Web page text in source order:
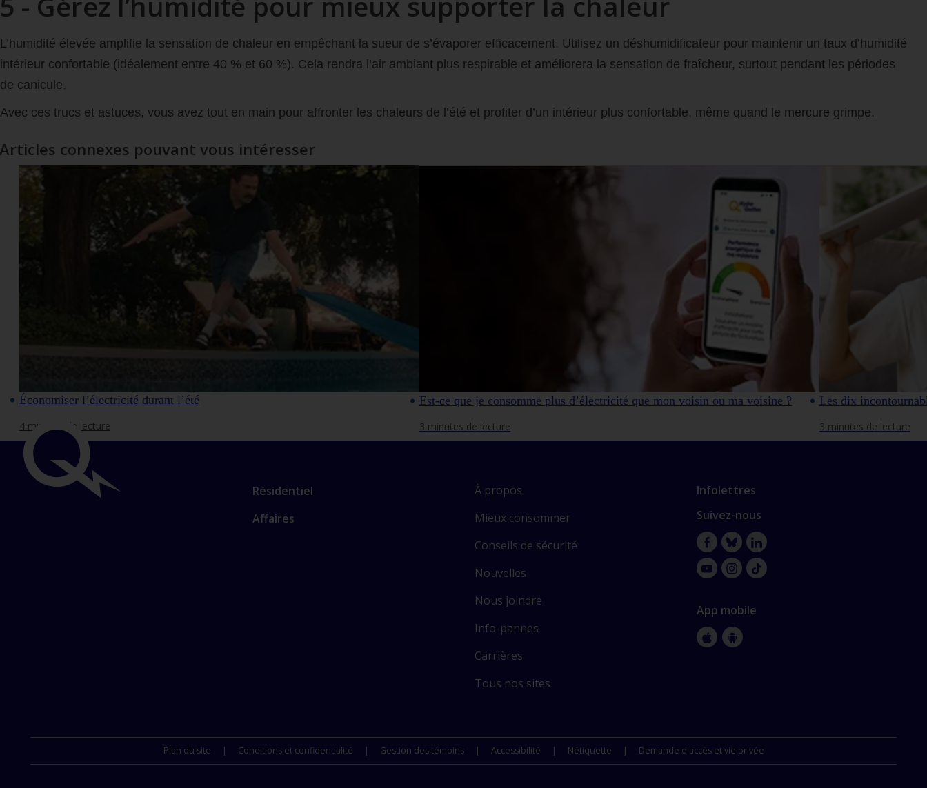
L’humidité élevée amplifie la sensation de chaleur en empêchant la sueur de s’évaporer efficacement. Utilisez un déshumidificateur pour maintenir un taux d’humidité
intérieur confortable (idéalement entre 40 % et 60 %). Cela rendra l’air ambiant plus respirable et améliorera la sensation de fraîcheur, surtout pendant les périodes
de canicule.
Avec ces trucs et astuces, vous avez tout en main pour affronter les chaleurs de l’été et profiter d’un intérieur plus confortable, même quand le mercure grimpe.
Articles connexes pouvant vous intéresser
Économiser l’électricité durant l’été
4 minutes de lecture
Est-ce que je consomme plus d’électricité que mon voisin ou ma voisine ?
3 minutes de lecture
Les dix
3 minutes de lecture
Lien
les
Résidentiel
Affaires
L
e
n
e
s
c
r
a
s
s
À propos
Mieux consommer
Conseils de sécurité
Nouvelles
Nous joindre
Info-pannes
Carrières
Tous nos sites
Infolettres
Suivez-nous
Facebook
BlueskyLinkedIn
YouTube
Instagram
TikTok
App mobile
AppleGoogle
Plan du site Conditions et confidentialité Gestion des témoins Accessibilité Nétiquette Demande d'accès et vie privée